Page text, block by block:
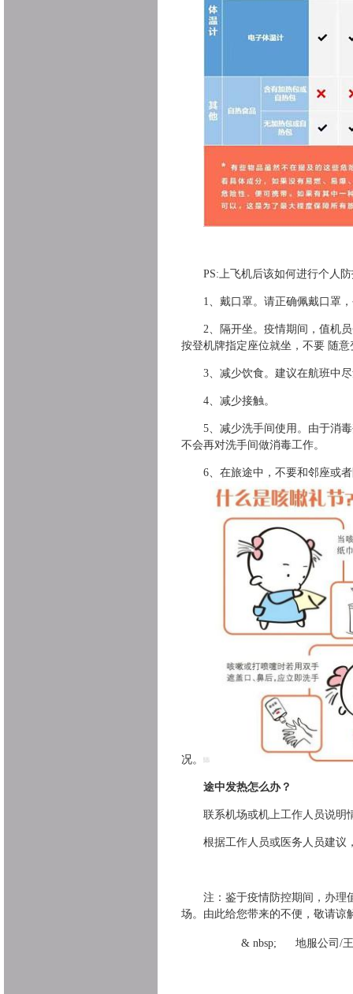
PS:上飞机后该如何进行个人
1、戴口罩。请正确佩戴口罩
2、隔开坐。疫情期间，值机
按登机牌指定座位就坐，不要 随意
3、减少饮食。建议在航班中
4、减少接触。
5、减少洗手间使用。由于消
不会再对洗手间做消毒工作。
6、在旅途中，不要和邻座或
况。
途中发热怎么办？
联系机场或机上工作人员说明
根据工作人员或医务人员建议
注：鉴于疫情防控期间，办理
场。由此给您带来的不便，敬请谅
& nbsp; 地服公司 /